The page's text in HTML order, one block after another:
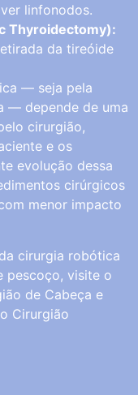
linfonodos.
Thyroidectomy):
da tireóide
— seja pela
— depende de uma
cirurgião,
e os
evolução dessa
cirúrgicos
menor impacto
cirurgia robótica
pescoço, visite o
de Cabeça e
Cirurgião